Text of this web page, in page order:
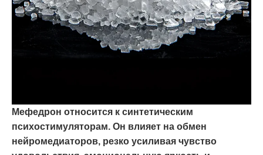
Мефедрон относится к синтетическим
психостимуляторам. Он влияет на обмен
нейромедиаторов, резко усиливая чувство